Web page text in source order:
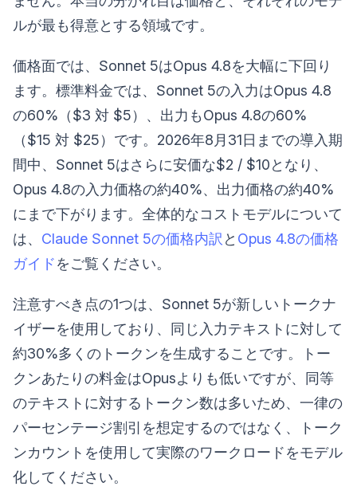
ルが最も得意とする領域です。
価格面では、Sonnet 5はOpus 4.8を大幅に下回り
ます。標準料金では、Sonnet 5の入力はOpus 4.8
の60%（$3 対 $5）、出力もOpus 4.8の60%
（$15 対 $25）です。2026年8月31日までの導入期
間中、Sonnet 5はさらに安価な$2 / $10となり、
Opus 4.8の入力価格の約40%、出力価格の約40%
にまで下がります。全体的なコストモデルについて
は、 Claude Sonnet 5の価格内訳 と Opus 4.8の価格
ガイドをご覧ください。
注意すべき点の1つは、Sonnet 5が新しいトークナ
イザーを使用しており、同じ入力テキストに対して
約30%多くのトークンを生成することです。トー
クンあたりの料金はOpusよりも低いですが、同等
のテキストに対するトークン数は多いため、一律の
パーセンテージ割引を想定するのではなく、トーク
ンカウントを使用して実際のワークロードをモデル
化してください。